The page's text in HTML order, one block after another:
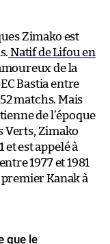
Zimako est
Natif de Lifou en
de la
Bastia entre
matchs. Mais
de l’époque
Verts, Zimako
et est appelé à
1977 et 1981
Kanak à
que le